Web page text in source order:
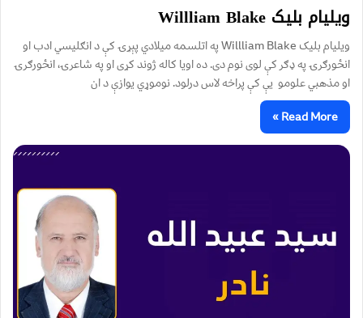
ویلیام بلیک Willliam Blake
ویلیام بلیک Willliam Blake په اتلسمه میلادي پېړۍ کې د انګلیسي ادب او
انځورګرۍ په ډګر کې لوی نوم دی. ده اویا کاله ژوند کړی او په شاعرۍ، انځورګرۍ
او مذهبي علومو یې کې پراخه لاس درلود. نوموړي یوازې د ان
Read More »